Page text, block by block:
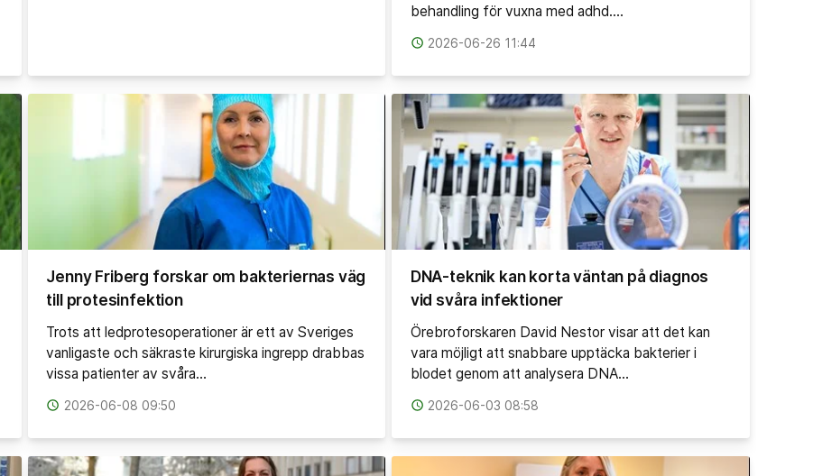
behandling för vuxna med adhd.…
access_time 2026-06-26 11:44
Jenny Friberg forskar om bakteriernas väg
till protesinfektion
Trots att ledprotesoperationer är ett av Sveriges
vanligaste och säkraste kirurgiska ingrepp drabbas
vissa patienter av svåra…
access_time 2026-06-08 09:50
DNA-teknik kan korta väntan på diagnos
vid svåra infektioner
Örebroforskaren David Nestor visar att det kan
vara möjligt att snabbare upptäcka bakterier i
blodet genom att analysera DNA…
access_time 2026-06-03 08:58